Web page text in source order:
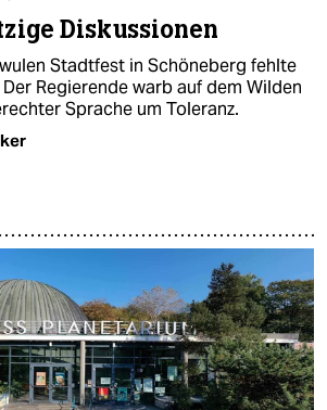
Diskussionen
Stadtfest in Schöneberg fehlte
Regierende warb auf dem Wilden
Sprache um Toleranz.